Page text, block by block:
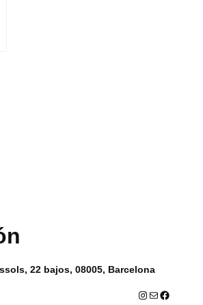
22 bajos, 08005, Barcelona
Instagram Correo electrónico Facebook